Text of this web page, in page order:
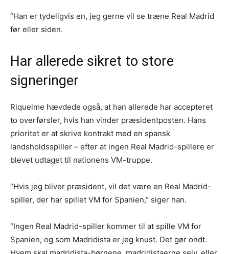
“Han er tydeligvis en, jeg gerne vil se træne Real Madrid
før eller siden.
Har allerede sikret to store
signeringer
Riquelme hævdede også, at han allerede har accepteret
to overførsler, hvis han vinder præsidentposten. Hans
prioritet er at skrive kontrakt med en spansk
landsholdsspiller – efter at ingen Real Madrid-spillere er
blevet udtaget til nationens VM-truppe.
“Hvis jeg bliver præsident, vil det være en Real Madrid-
spiller, der har spillet VM for Spanien,” siger han.
“Ingen Real Madrid-spiller kommer til at spille VM for
Spanien, og som Madridista er jeg knust. Det gør ondt.